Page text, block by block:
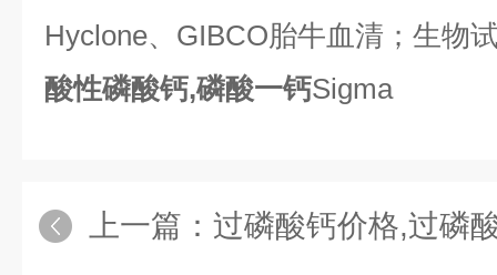
Hyclone、GIBCO胎牛血清；生物
酸性磷酸钙,磷酸一钙Sigma
上一篇： 过磷酸钙价格,过磷